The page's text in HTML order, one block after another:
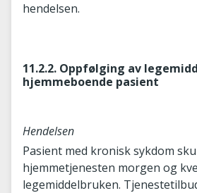
hendelsen.
11.2.2. Oppfølging av
hjemmeboende pasient
Hendelsen
Pasient med kronisk sykdom
hjemmetjenesten morgen og
legemiddelbruken.